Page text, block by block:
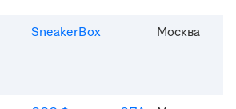
SneakerBox Москва